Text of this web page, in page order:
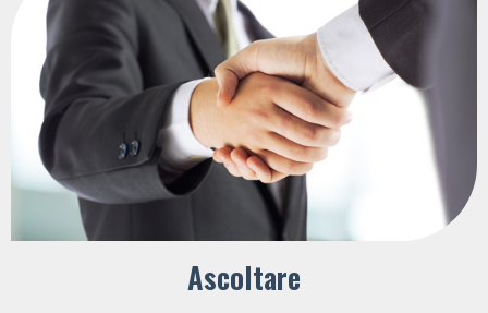
Ascoltare